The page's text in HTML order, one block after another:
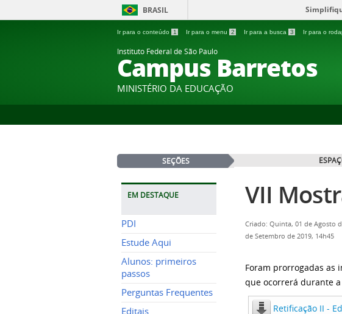
BRASIL
Ir para o conteúdo 1 Ir para o menu 2 Ir para a busca 3 Ir para o
Instituto Federal de São Paulo
Campus Barretos
MINISTÉRIO DA EDUCAÇÃO
SEÇÕES
EM DESTAQUE
PDI
Estude Aqui
Alunos: primeiros
passos
Perguntas Frequentes
Editais
VII
Criado: Quinta, 01 de Agosto
de Setembro de 2019, 14h45
Foram prorrogadas as
que ocorrerá durante a
Retificação II -